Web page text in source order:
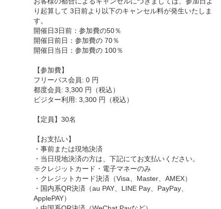
り起算して 3日前より以下のキャンセル料が発生いたしま
す。
開催日3日前：参加費の50％
開催日前日：参加費の 70％
開催日当日：参加費の 100％
【参加費】
フリーパス会員: 0 円
都度会員: 3,300 円（税込）
ビジター利用: 3,300 円（税込）
【定員】30名
【お支払い】
・事前または現地決済
・当日現地決済の方は、下記にてお支払いください。
※クレジットカード・電子マネーのみ
・クレジットカード決済（Visa、Master、AMEX）
・国内系QR決済（au PAY、LINE Pay、PayPay、
ApplePAY）